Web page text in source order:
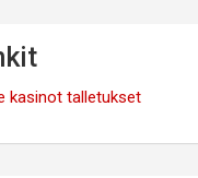
kasinot talletukset